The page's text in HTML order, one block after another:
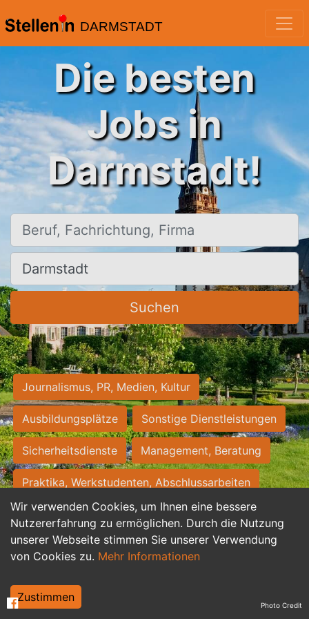
DARMSTADT
Wir verwenden Cookies, um Ihnen eine bessere
Nutzererfahrung zu ermöglichen. Durch die Nutzung
unserer Webseite stimmen Sie unserer Verwendung
von Cookies zu. Mehr Informationen
Zustimmen
Die besten
Jobs in
Darmstadt!
Beruf, Fachrichtung, Firma
Ort, Stadt
Suchen
Journalismus, PR, Medien, Kultur
Ausbildungsplätze Sonstige Dienstleistungen
Sicherheitsdienste Management, Beratung
Praktika, Werkstudenten, Abschlussarbeiten
Personalwesen Assistenz, Sekretariat
Hilfskräfte, Aushilfs- und Nebenjobs
Weiterbildung, Studium, duale Ausbildung Photo Credit